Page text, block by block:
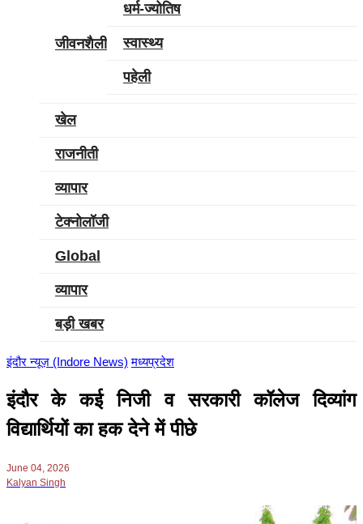
जीवनशैली
धर्म-ज्‍योतिष
स्‍वास्‍थ्‍य
पहेली
खेल
राजनीती
व्‍यापार
टेक्‍नोलॉजी
Global
व्‍यापार
बड़ी खबर
इंदौर न्यूज़ (Indore News) मध्‍यप्रदेश
इंदौर के कई निजी व सरकारी कॉलेज दिव्यांग
विद्यार्थियों का हक देने में पीछे
June 04, 2026
Kalyan Singh